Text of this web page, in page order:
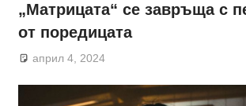
„Матрицата“ се завръща с
от поредицата
април 4, 2024